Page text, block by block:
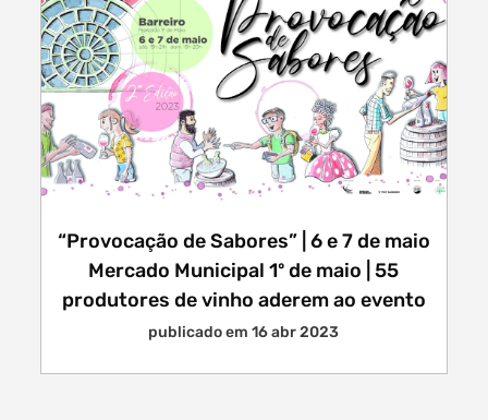
“Provocação de Sabores” | 6 e 7 de maio
Mercado Municipal 1º de maio | 55
produtores de vinho aderem ao evento
publicado em 16 abr 2023